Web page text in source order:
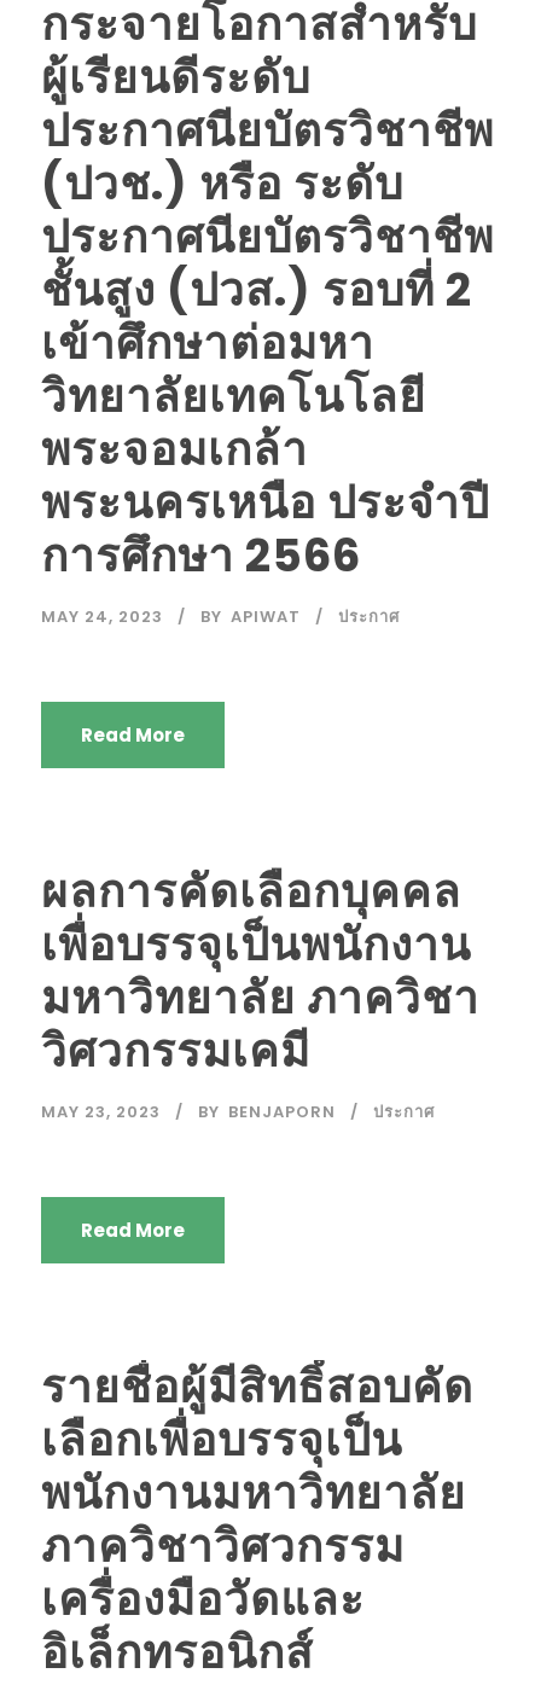
กระจายโอกาสสำหรับ
ผู้เรียนดีระดับ
ประกาศนียบัตรวิชาชีพ
(ปวช.) หรือ ระดับ
ประกาศนียบัตรวิชาชีพ
ชั้นสูง (ปวส.) รอบที่ 2
เข้าศึกษาต่อมหา
วิทยาลัยเทคโนโลยี
พระจอมเกล้า
พระนครเหนือ ประจำปี
การศึกษา 2566
MAY 24, 2023 BY APIWAT ประกาศ
Read More
ผลการคัดเลือกบุคคล
เพื่อบรรจุเป็นพนักงาน
มหาวิทยาลัย ภาควิชา
วิศวกรรมเคมี
MAY 23, 2023 BY BENJAPORN ประกาศ
Read More
รายชื่อผู้มีสิทธิ์สอบคัด
เลือกเพื่อบรรจุเป็น
พนักงานมหาวิทยาลัย
ภาควิชาวิศวกรรม
เครื่องมือวัดและ
อิเล็กทรอนิกส์